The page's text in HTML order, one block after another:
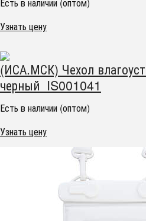
Узнать цену
(ИСА.МСК) Чехол
черный IS001041
Есть в наличии (оптом)
Узнать цену